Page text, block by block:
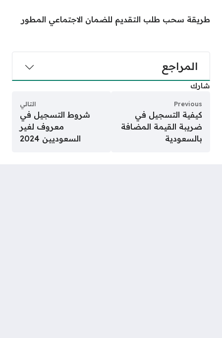
طريقة سحب طلب التقديم للضمان الاجتماعي المطور
المراجع
شارك
Previous
كيفية التسجيل في
ضريبة القيمة المضافة
بالسعودية
التالي
شروط التسجيل في
معروف لغير
السعوديين 2024